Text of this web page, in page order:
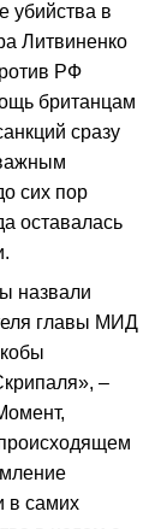
убийства в
Литвиненко
РФ
британцам
сразу
сих пор
оставалась
назвали
главы МИД
–
в самих